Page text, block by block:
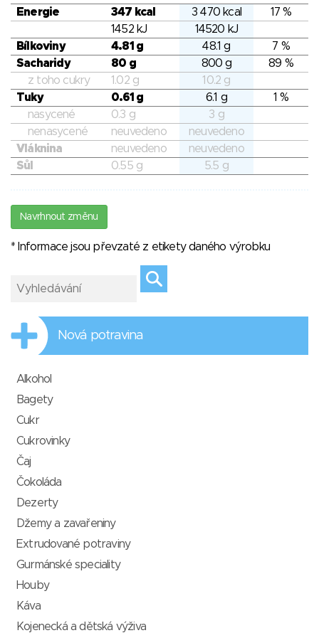
Energie 347 kcal 3 470 kcal
17 %
1452 kJ
14520 kJ
Bílkoviny
4.81 g 48.1 g
7 %
Sacharidy
80 g 800 g
89 %
z toho cukry
1.02 g
10.2 g
Tuky
0.61 g 6.1 g
1 %
nasycené
0.3 g
3 g
nenasycené
neuvedeno
neuvedeno
Vláknina
neuvedeno
neuvedeno
Sůl
0.55 g 5.5 g
Navrhnout změnu
* Informace jsou převzaté z etikety daného výrobku
Nová potravina
Alkohol
Bagety
Cukr
Cukrovinky
Čaj
Čokoláda
Dezerty
Džemy a zavařeniny
Extrudované potraviny
Gurmánské speciality
Houby
Káva
Kojenecká a dětská výživa